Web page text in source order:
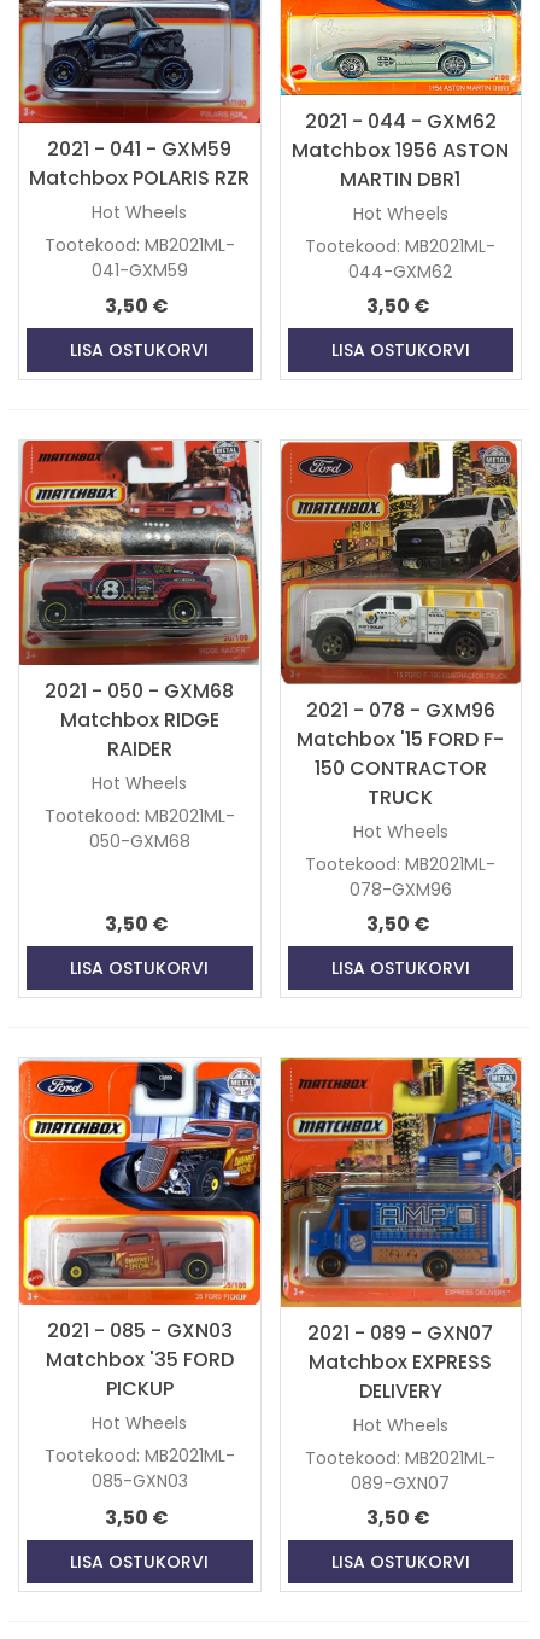
2021 - 041 - GXM59
Matchbox POLARIS RZR
Hot Wheels
Tootekood: MB2021ML-
041-GXM59
3,50 €
LISA OSTUKORVI
2021 - 044 - GXM62
Matchbox 1956 ASTON
MARTIN DBR1
Hot Wheels
Tootekood: MB2021ML-
044-GXM62
3,50 €
LISA OSTUKORVI
2021 - 050 - GXM68
Matchbox RIDGE
RAIDER
Hot Wheels
Tootekood: MB2021ML-
050-GXM68
3,50 €
LISA OSTUKORVI
2021 - 078 - GXM96
Matchbox '15 FORD F-
150 CONTRACTOR
TRUCK
Hot Wheels
Tootekood: MB2021ML-
078-GXM96
3,50 €
LISA OSTUKORVI
2021 - 085 - GXN03
Matchbox '35 FORD
PICKUP
Hot Wheels
Tootekood: MB2021ML-
085-GXN03
3,50 €
LISA OSTUKORVI
2021 - 089 - GXN07
Matchbox EXPRESS
DELIVERY
Hot Wheels
Tootekood: MB2021ML-
089-GXN07
3,50 €
LISA OSTUKORVI